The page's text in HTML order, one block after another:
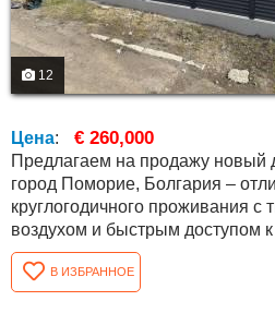
12
Цена: € 260,000
Предлагаем на продажу новый дом в
город Поморие, Болгария – отличное место для
круглогодичного проживания
воздухом и быстрым доступом к
расположен на
районе с соседями только с
обеспечивает уединение и комфорт. Есть вид на
В ИЗБРАННОЕ